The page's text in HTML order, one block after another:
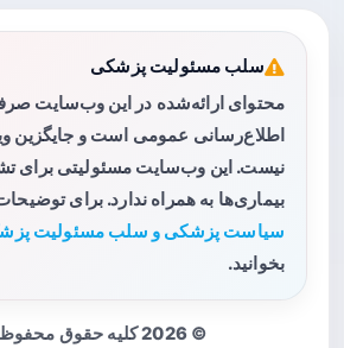
سلب مسئولیت پزشکی
محتوای ارائه‌شده در این وب‌سایت
اطلاع‌رسانی عمومی است و جایگزین
نیست. این وب‌سایت مسئولیتی برای
بیماری‌ها به همراه ندارد. برای
سیاست پزشکی و سلب مسئولیت
بخوانید.
© 2026 کلیه حقوق محفوظ است.